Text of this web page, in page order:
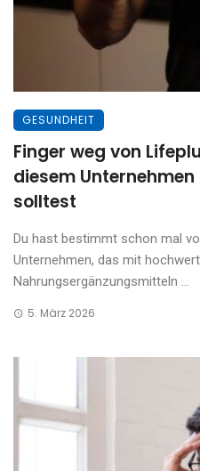
GESUNDHEIT
Finger weg von
diesem
solltest
Du hast bestimmt schon mal
Unternehmen, das mit
Nahrungsergänzungsmitteln ...
5. März 2026